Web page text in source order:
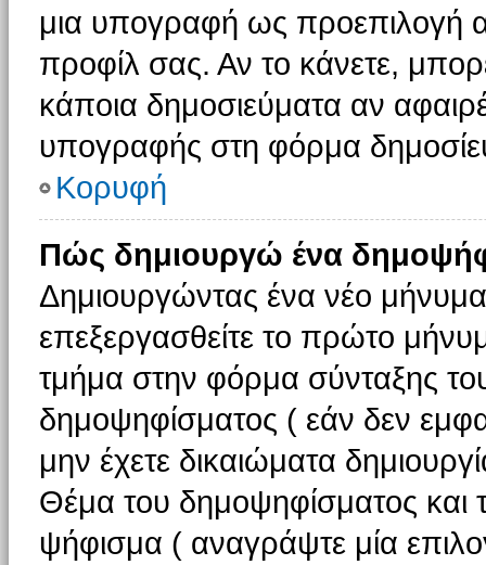
μια υπογραφή ως προεπιλογή
προφίλ σας. Αν το κάνετε,
κάποια δημοσιεύματα αν
υπογραφής στη φόρμα
Κορυφή
Πώς δημιουργώ ένα
Δημιουργώντας ένα νέο
επεξεργασθείτε το πρώτο
τμήμα στην φόρμα σύνταξης
δημοψηφίσματος ( εάν δεν
μην έχετε δικαιώματα
Θέμα του δημοψηφίσματος και
ψήφισμα ( αναγράψτε μία